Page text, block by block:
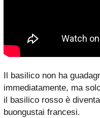
Il basilico non ha
immediatamente, ma
il basilico rosso è
buongustai francesi.